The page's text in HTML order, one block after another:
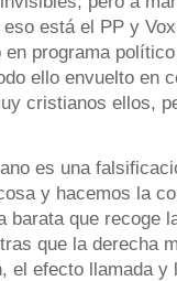
está el PP y
en programa
ello envuelto en
cristianos ellos,
es una
y hacemos la
barata que recoge
que la derecha
el efecto llamada